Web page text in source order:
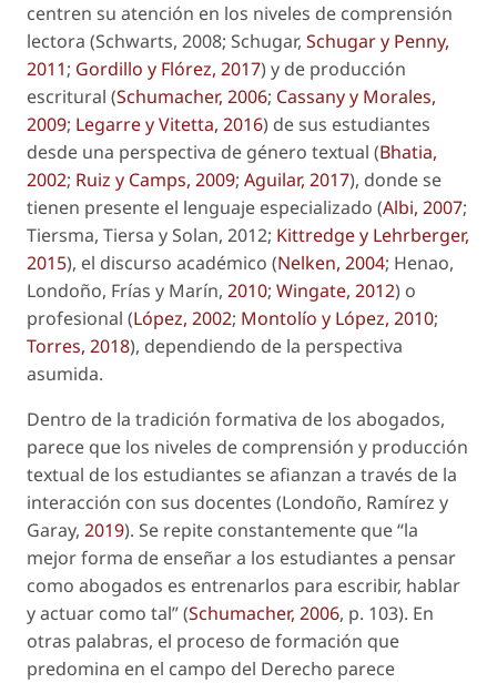
centren su atención en los niveles de comprensión
lectora (Schwarts, 2008; Schugar, Schugar y Penny,
2011; Gordillo y Flórez, 2017) y de producción
escritural (Schumacher, 2006; Cassany y Morales,
2009; Legarre y Vitetta, 2016) de sus estudiantes
desde una perspectiva de género textual (Bhatia,
2002; Ruiz y Camps, 2009; Aguilar, 2017), donde se
tienen presente el lenguaje especializado (Albi, 2007;
Tiersma, Tiersa y Solan, 2012; Kittredge y Lehrberger,
2015), el discurso académico (Nelken, 2004; Henao,
Londoño, Frías y Marín, 2010; Wingate, 2012) o
profesional (López, 2002; Montolío y López, 2010;
Torres, 2018), dependiendo de la perspectiva
asumida.
Dentro de la tradición formativa de los abogados,
parece que los niveles de comprensión y producción
textual de los estudiantes se afianzan a través de la
interacción con sus docentes (Londoño, Ramírez y
Garay, 2019). Se repite constantemente que “la
mejor forma de enseñar a los estudiantes a pensar
como abogados es entrenarlos para escribir, hablar
y actuar como tal” (Schumacher, 2006, p. 103). En
otras palabras, el proceso de formación que
predomina en el campo del Derecho parece